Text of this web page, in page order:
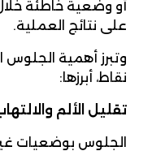
أو وضعية خاطئة
على نتائج العملية.
وتبرز أهمية
نقاط، أبرزها:
تقليل الألم
الجلوس بوضعيات